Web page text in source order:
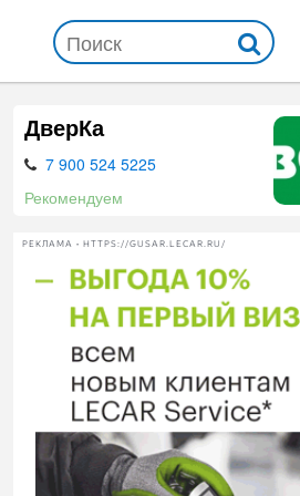
ДверКа
7 900 524 5225
Рекомендуем
РЕКЛАМА • HTTPS://GUSAR.LECAR.RU/